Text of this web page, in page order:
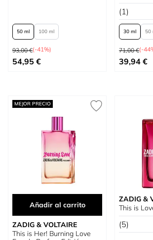
50 ml 100 ml
Precio habitual
93,00 €(-41%)
Tan bajo como
54,95 €
(1)
30 ml 50
Precio
71,00 €(-
Tan bajo
39,94 €
MEJOR PRECIO
Añadir al carrito
ZADIG & VOLTAIRE
This is Her! Burning Love
ZADIG &
This is
(5)